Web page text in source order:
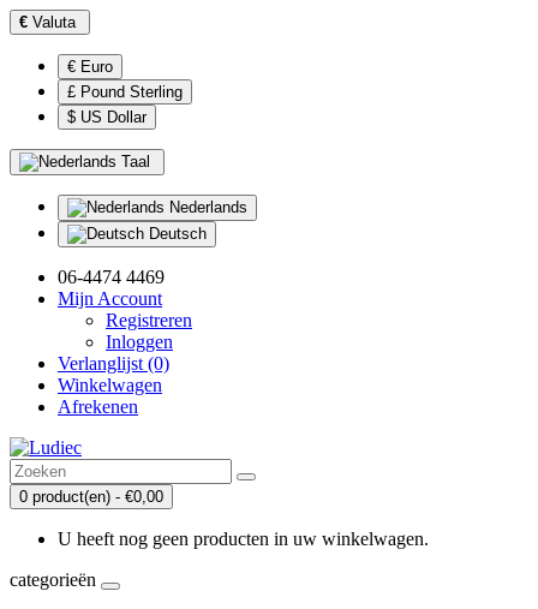
€ Valuta
€ Euro
£ Pound Sterling
$ US Dollar
Taal
Nederlands
Deutsch
06-4474 4469
Mijn Account
Registreren
Inloggen
Verlanglijst (0)
Winkelwagen
Afrekenen
0 product(en) - €0,00
U heeft nog geen producten in uw winkelwagen.
categorieën